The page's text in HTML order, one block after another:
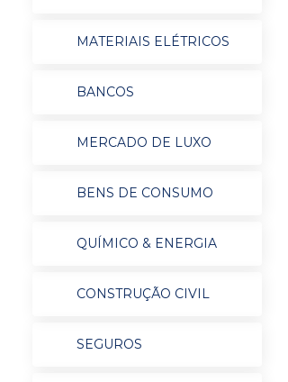
MATERIAIS ELÉTRICOS
BANCOS
MERCADO DE LUXO
BENS DE CONSUMO
QUÍMICO & ENERGIA
CONSTRUÇÃO CIVIL
SEGUROS